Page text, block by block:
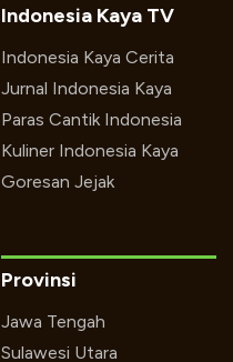
Indonesia Kaya TV
Indonesia Kaya Cerita
Jurnal Indonesia Kaya
Paras Cantik Indonesia
Kuliner Indonesia Kaya
Goresan Jejak
Provinsi
Jawa Tengah
Sulawesi Utara